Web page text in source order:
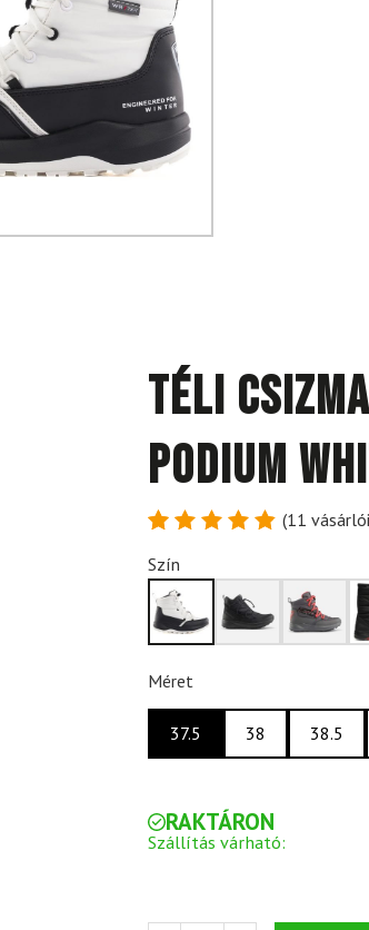
Téli csizma
Podium
4.91
5-ből,
értékelés
alapján
(11
Szín
Méret
37.5 38 38.5
RAKTÁRON
Szállítás várható: